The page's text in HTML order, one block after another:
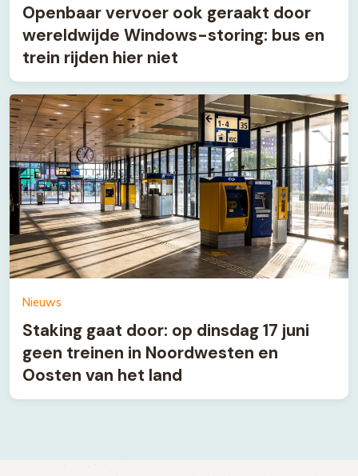
Openbaar vervoer ook geraakt door
wereldwijde Windows-storing: bus en
trein rijden hier niet
Nieuws
Staking gaat door: op dinsdag 17 juni
geen treinen in Noordwesten en
Oosten van het land